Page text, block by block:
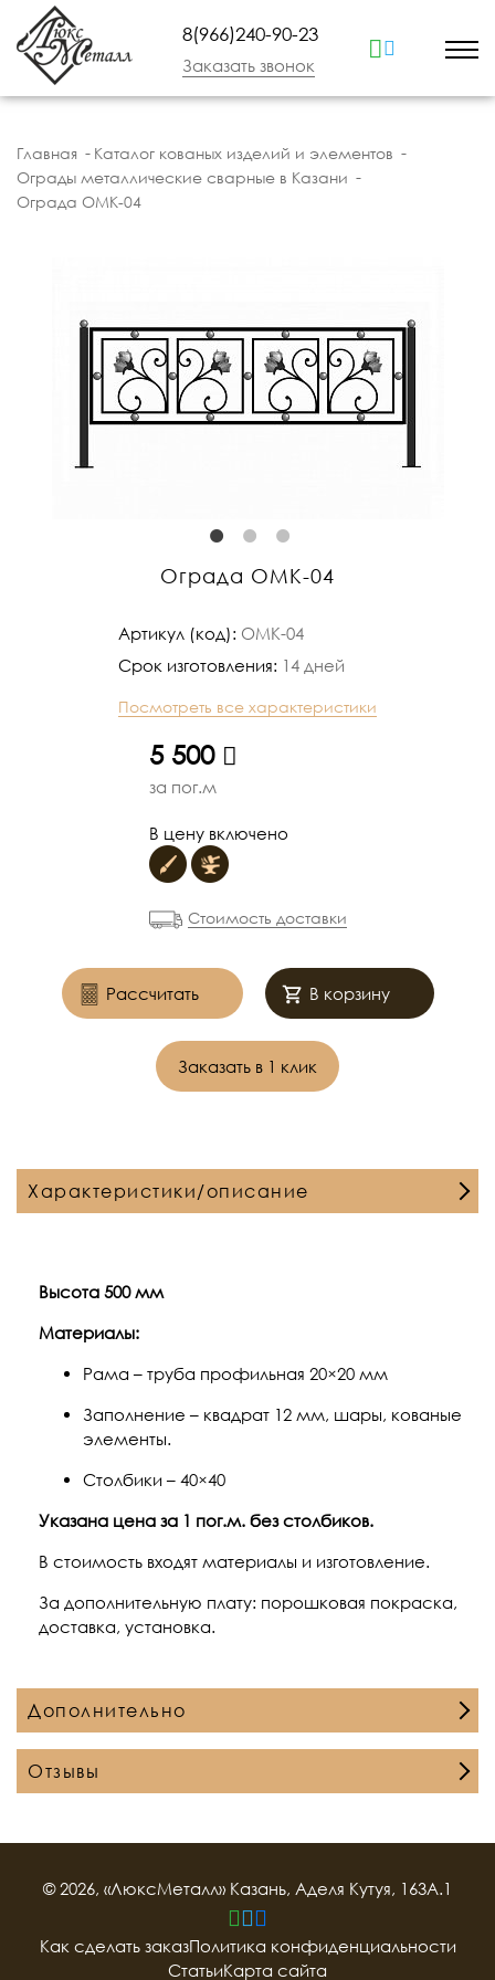
8(966)240-90-23
Заказать звонок
Главная
Каталог кованых изделий и элементов
Ограды металлические сварные в Казани
Ограда ОМК-04
Ограда ОМК-04
Артикул (код): ОМК-04
Срок изготовления: 14 дней
Посмотреть все характеристики
5 500
руб.
за пог.м
В цену включено
Стоимость доставки
Рассчитать В корзину
Заказать в 1 клик
Характеристики/описание
Высота 500 мм
Материалы:
Рама – труба профильная 20×20 мм
Заполнение – квадрат 12 мм, шары, кованые
элементы.
Столбики – 40×40
Указана цена за 1 пог.м. без столбиков.
В стоимость входят материалы и изготовление.
За дополнительную плату: порошковая покраска,
доставка, установка.
Дополнительно
Отзывы
© 2026, «ЛюксМеталл» Казань, Аделя Кутуя, 163А.1
Как сделать заказПолитика конфиденциальности
СтатьиКарта сайта